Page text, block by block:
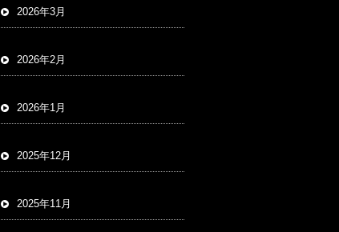
2026年3月
2026年2月
2026年1月
2025年12月
2025年11月